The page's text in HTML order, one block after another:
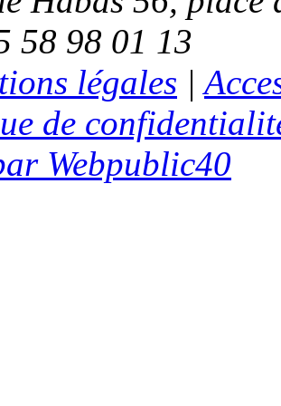
58 98 01 13
légales |
de
Webpublic40